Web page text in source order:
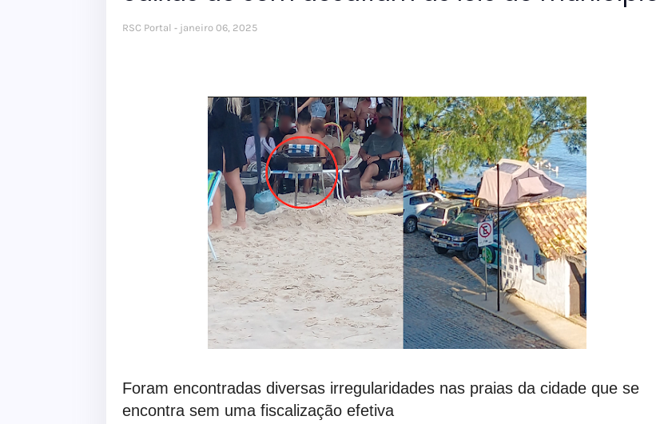
RSC Portal janeiro 06, 2025
Foram encontradas diversas irregularidades nas praias da cidade que se
encontra sem uma fiscalização efetiva